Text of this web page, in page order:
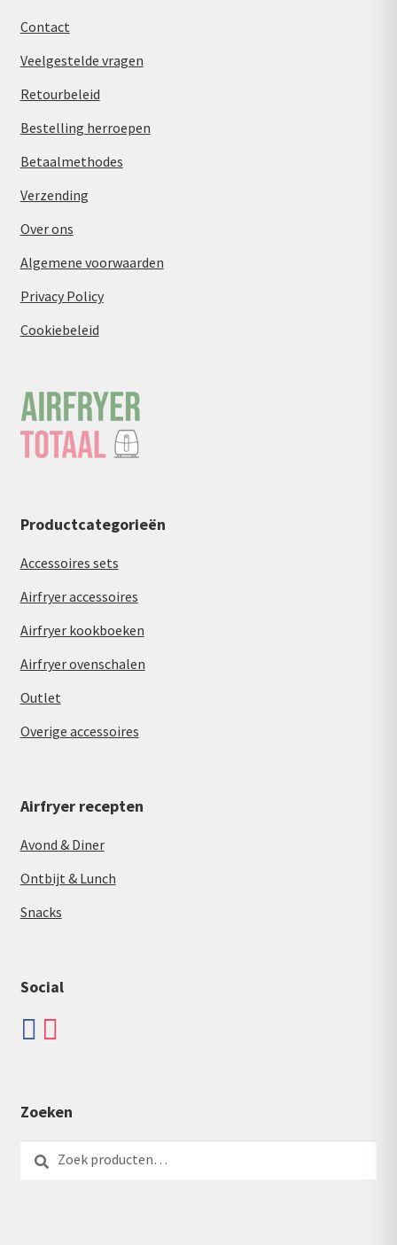
Contact
Veelgestelde vragen
Retourbeleid
Bestelling herroepen
Betaalmethodes
Verzending
Over ons
Algemene voorwaarden
Privacy Policy
Cookiebeleid
Productcategorieën
Accessoires sets
Airfryer accessoires
Airfryer kookboeken
Airfryer ovenschalen
Outlet
Overige accessoires
Airfryer recepten
Avond & Diner
Ontbijt & Lunch
Snacks
Social
Zoeken
naar: